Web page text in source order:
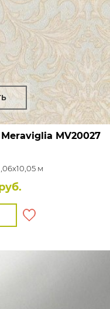
MV20027
м